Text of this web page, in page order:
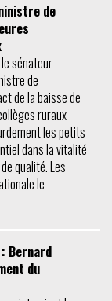
de
sénateur
de
de la baisse de
ruraux
les petits
dans la vitalité
qualité. Les
le
Bernard
du